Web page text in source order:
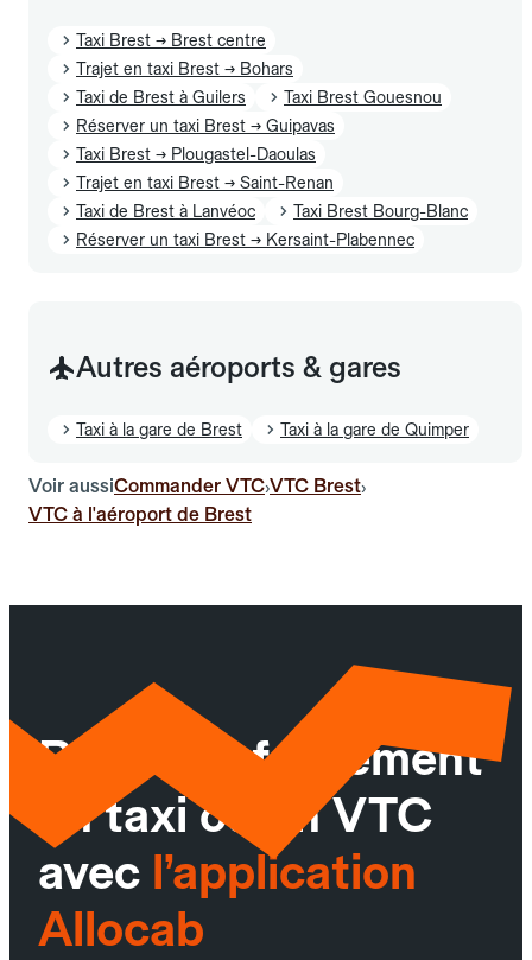
Taxi Brest → Brest centre
Trajet en taxi Brest → Bohars
Taxi de Brest à Guilers
Taxi Brest Gouesnou
Réserver un taxi Brest → Guipavas
Taxi Brest → Plougastel-Daoulas
Trajet en taxi Brest → Saint-Renan
Taxi de Brest à Lanvéoc
Taxi Brest Bourg-Blanc
Réserver un taxi Brest → Kersaint-Plabennec
Autres aéroports & gares
Taxi à la gare de Brest Taxi à la gare de Quimper
Voir aussiCommander VTC›VTC Brest›
VTC à l'aéroport de Brest
Réservez facilement
un taxi ou un VTC
avec l’application
Allocab